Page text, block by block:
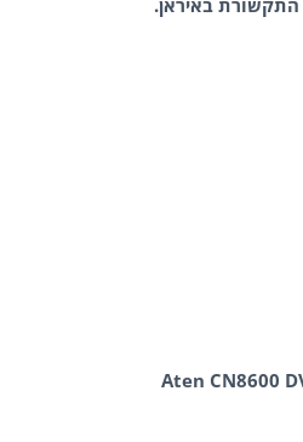
באיראן.
Aten CN8600